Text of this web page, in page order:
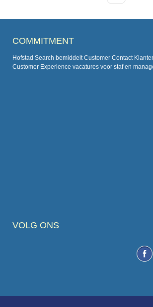
pagina
COMMITMENT
Hofstad Search bemiddelt Customer Contact
Customer Experience vacatures voor staf en
VOLG ONS